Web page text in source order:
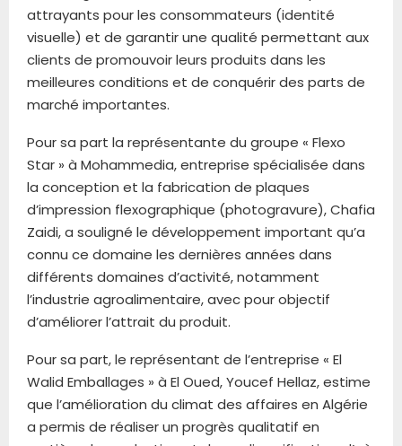
attrayants pour les consommateurs (identité
visuelle) et de garantir une qualité permettant aux
clients de promouvoir leurs produits dans les
meilleures conditions et de conquérir des parts de
marché importantes.
Pour sa part la représentante du groupe « Flexo
Star » à Mohammedia, entreprise spécialisée dans
la conception et la fabrication de plaques
d’impression flexographique (photogravure), Chafia
Zaidi, a souligné le développement important qu’a
connu ce domaine les dernières années dans
différents domaines d’activité, notamment
l’industrie agroalimentaire, avec pour objectif
d’améliorer l’attrait du produit.
Pour sa part, le représentant de l’entreprise « El
Walid Emballages » à El Oued, Youcef Hellaz, estime
que l’amélioration du climat des affaires en Algérie
a permis de réaliser un progrès qualitatif en